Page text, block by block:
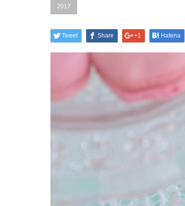
2017
Tweet Share +1 Hatena